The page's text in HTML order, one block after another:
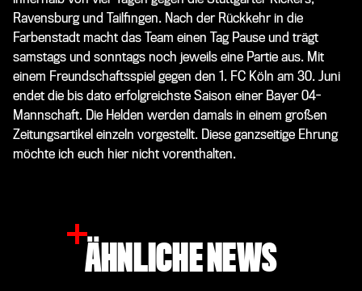
Ravensburg und Tailfingen. Nach der Rückkehr in die
Farbenstadt macht das Team einen Tag Pause und trägt
samstags und sonntags noch jeweils eine Partie aus. Mit
einem Freundschaftsspiel gegen den 1. FC Köln am 30. Juni
endet die bis dato erfolgreichste Saison einer Bayer 04-
Mannschaft. Die Helden werden damals in einem großen
Zeitungsartikel einzeln vorgestellt. Diese ganzseitige Ehrung
möchte ich euch hier nicht vorenthalten.
ÄHNLICHE NEWS